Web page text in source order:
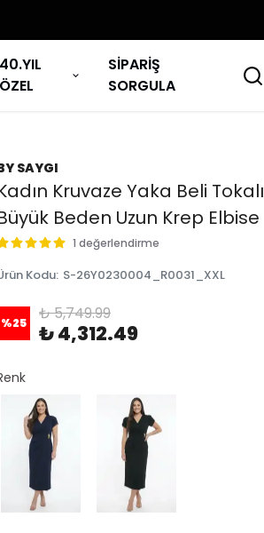
SİPARİŞ
SORGULA
SAYGI
Kruvaze Yaka Beli Tokalı
Beden Uzun Krep Elbise
1 değerlendirme
Kodu: S-26Y0230004_R0031_XXL
%25 ₺ 5,749.99
₺ 4,312.49